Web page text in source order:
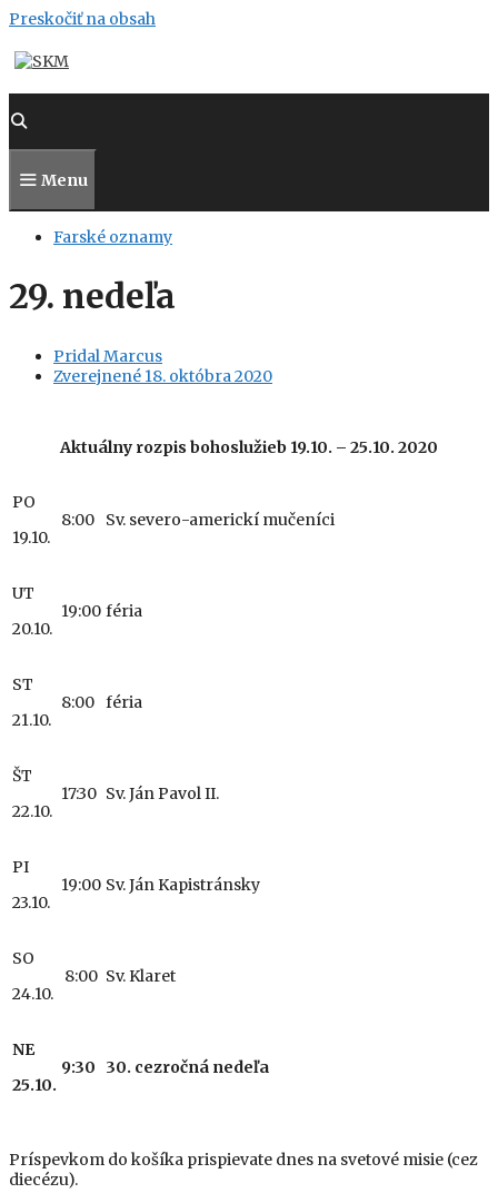
Preskočiť na obsah
Menu
Farské oznamy
29. nedeľa
PridalMarcus
Zverejnené 18. októbra 2020
Aktuálny rozpis bohoslužieb 19.10. – 25.10. 2020
PO
19.10.
8:00 Sv. severo-americkí mučeníci
UT
20.10.
19:00 féria
ST
21.10.
8:00 féria
ŠT
22.10.
17:30 Sv. Ján Pavol II.
PI
23.10.
19:00 Sv. Ján Kapistránsky
SO
24.10.
8:00 Sv. Klaret
NE
25.10.
9:30 30. cezročná nedeľa
Príspevkom do košíka prispievate dnes na svetové misie (cez
diecézu).